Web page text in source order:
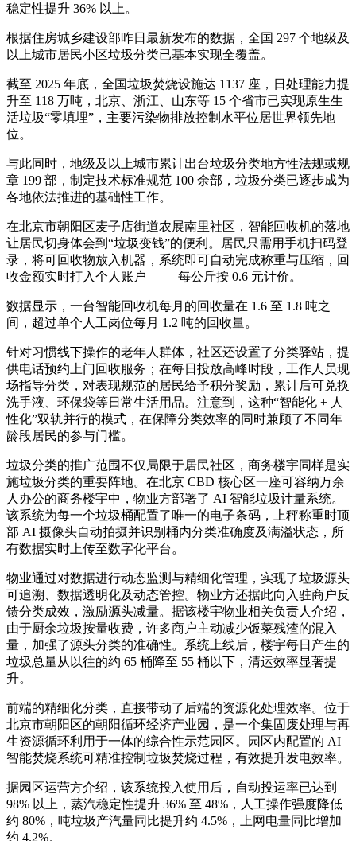
稳定性提升 36% 以上。
根据住房城乡建设部昨日最新发布的数据，全国 297 个地级及
以上城市居民小区垃圾分类已基本实现全覆盖。
截至 2025 年底，全国垃圾焚烧设施达 1137 座，日处理能力提
升至 118 万吨，北京、浙江、山东等 15 个省市已实现原生生
活垃圾“零填埋”，主要污染物排放控制水平位居世界领先地
位。
与此同时，地级及以上城市累计出台垃圾分类地方性法规或规
章 199 部，制定技术标准规范 100 余部，垃圾分类已逐步成为
各地依法推进的基础性工作。
在北京市朝阳区麦子店街道农展南里社区，智能回收机的落地
让居民切身体会到“垃圾变钱”的便利。居民只需用手机扫码登
录，将可回收物放入机器，系统即可自动完成称重与压缩，回
收金额实时打入个人账户 —— 每公斤按 0.6 元计价。
数据显示，一台智能回收机每月的回收量在 1.6 至 1.8 吨之
间，超过单个人工岗位每月 1.2 吨的回收量。
针对习惯线下操作的老年人群体，社区还设置了分类驿站，提
供电话预约上门回收服务；在每日投放高峰时段，工作人员现
场指导分类，对表现规范的居民给予积分奖励，累计后可兑换
洗手液、环保袋等日常生活用品。注意到，这种“智能化 + 人
性化”双轨并行的模式，在保障分类效率的同时兼顾了不同年
龄段居民的参与门槛。
垃圾分类的推广范围不仅局限于居民社区，商务楼宇同样是实
施垃圾分类的重要阵地。在北京 CBD 核心区一座可容纳万余
人办公的商务楼宇中，物业方部署了 AI 智能垃圾计量系统。
该系统为每一个垃圾桶配置了唯一的电子条码，上秤称重时顶
部 AI 摄像头自动拍摄并识别桶内分类准确度及满溢状态，所
有数据实时上传至数字化平台。
物业通过对数据进行动态监测与精细化管理，实现了垃圾源头
可追溯、数据透明化及动态管控。物业方还据此向入驻商户反
馈分类成效，激励源头减量。据该楼宇物业相关负责人介绍，
由于厨余垃圾按量收费，许多商户主动减少饭菜残渣的混入
量，加强了源头分类的准确性。系统上线后，楼宇每日产生的
垃圾总量从以往的约 65 桶降至 55 桶以下，清运效率显著提
升。
前端的精细化分类，直接带动了后端的资源化处理效率。位于
北京市朝阳区的朝阳循环经济产业园，是一个集固废处理与再
生资源循环利用于一体的综合性示范园区。园区内配置的 AI
智能焚烧系统可精准控制垃圾焚烧过程，有效提升发电效率。
据园区运营方介绍，该系统投入使用后，自动投运率已达到
98% 以上，蒸汽稳定性提升 36% 至 48%，人工操作强度降低
约 80%，吨垃圾产汽量同比提升约 4.5%，上网电量同比增加
约 4.2%。